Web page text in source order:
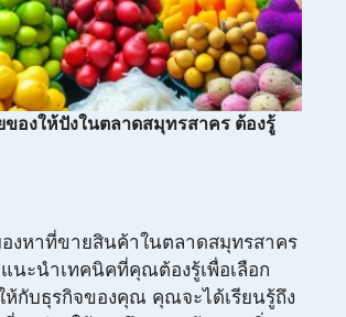
ของให้ปังในตลาดสมุทรสาคร ต้องรู้
งหาที่ขายสินค้าในตลาดสมุทรสาคร
นะนำเทคนิคที่คุณต้องรู้เพื่อเลือก
ห้กับธุรกิจของคุณ คุณจะได้เรียนรู้ถึง